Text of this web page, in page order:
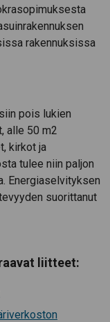
rakennuksissa
pois lukien
alle 50 m2
kirkot ja
tulee niin paljon
Energiaselvityksen
suorittanut
liitteet: